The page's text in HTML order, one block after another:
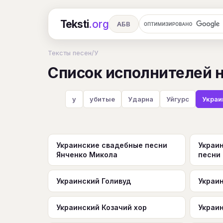
Teksti.org АБВ
Ч Ш Э Ю Я En A
X
Тексты песен/У
Список исполнителей
у убитые Ударна Уйгурс
Украинские свадебные песни
Янченко Микола
песни
Украинский Голивуд
Украинский Козачий хор